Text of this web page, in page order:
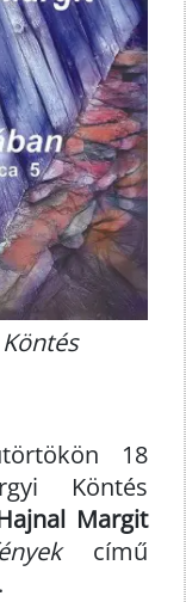
18
Köntés
Margit
című